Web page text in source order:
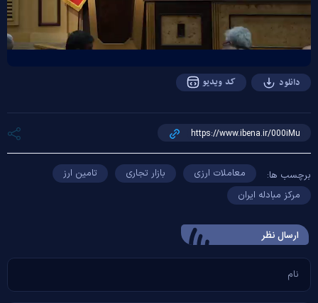
Video
دانلود کد ویدیو
برچسب ها: معاملات ارزی بازار تجاری
تامین ارز
مرکز مبادله ایران
ارسال‌ نظر